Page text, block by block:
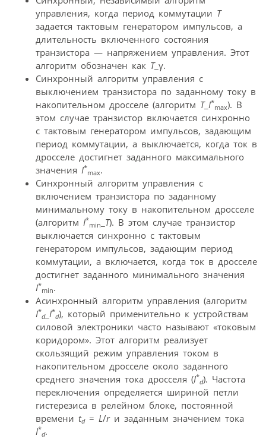
управления, когда период коммутации Т
задается тактовым генератором импульсов, а
длительность включенного состояния
транзистора — напряжением управления. Этот
алгоритм обозначен как Т_γ.
Синхронный алгоритм управления с
выключением транзистора по заданному току в
накопительном дросселе (алгоритм Т_ I*
max). В
этом случае транзистор включается синхронно
с тактовым генератором импульсов, задающим
период коммутации, а выключается, когда ток в
дросселе достигнет заданного максимального
значения I*
max.
Синхронный алгоритм управления с
включением транзистора по заданному
минимальному току в накопительном дросселе
(алгоритм I*
min T). В этом случае транзистор
выключается синхронно с тактовым
генератором импульсов, задающим период
коммутации, а включается, когда ток в дросселе
достигнет заданного минимального значения
I*
min.
Асинхронный алгоритм управления (алгоритм
I*
d_ I*
d), который применительно к устройствам
силовой электроники часто называют «токовым
коридором». Этот алгоритм реализует
скользящий режим управления током в
накопительном дросселе около заданного
среднего значения тока дросселя (I*
d). Частота
переключения определяется шириной петли
гистерезиса в релейном блоке, постоянной
времени td= L/rи заданным значением тока
I*
d.